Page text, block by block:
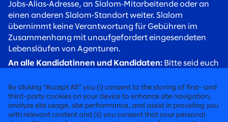
Jobs‑Alias‑Adresse, an Slalom‑Mitarbeitende oder an
einen anderen Slalom‑Standort weiter. Slalom
übernimmt keine Verantwortung für Gebühren im
Zusammenhang mit unaufgefordert eingesendeten
Lebensläufen von Agenturen.
An alle Kandidatinnen und Kandidaten: Bitte seid euch
Recruiter werden euch stets über eine
@slalom.com‑E‑Mail‑Adresse kontaktieren, und wir
erheben niemals Gebühren von Kandidaten im Rahmen
unseres Einstellungsverfahrens.
By clicking “Accept All” you (i) consent to the storing of first- and
third-party cookies on your device to enhance site navigation,
analyze site usage, site performance, and assist in providing you
with relevant content and (ii) you consent that your personal